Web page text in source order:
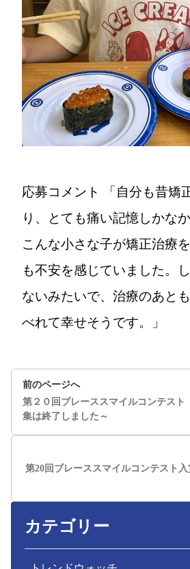
応募コメント
「自分も昔矯
り、とても痛い記憶しかな
こんな小さな子が矯正治療
も不安を感じていました。
ないみたいで、治療のあと
べれて幸せそうです。」
前のページへ
第２０回ブレーススマイルコンテス
集は終了しました～
第20回ブレーススマイルコンテスト
カテゴリー